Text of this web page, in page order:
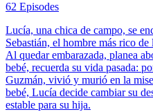
62 Episodes
Lucía, una chica de campo, se
Sebastián, el hombre más rico
Al quedar embarazada, planea
bebé, recuerda su vida pasada:
Guzmán, vivió y murió en la
bebé, Lucía decide cambiar su
estable para su hija.